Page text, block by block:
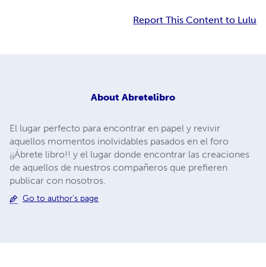
Report This Content to Lulu
About Abretelibro
El lugar perfecto para encontrar en papel y revivir
aquellos momentos inolvidables pasados en el foro
¡¡Ábrete libro!! y el lugar donde encontrar las creaciones
de aquellos de nuestros compañeros que prefieren
publicar con nosotros.
Go to author's page